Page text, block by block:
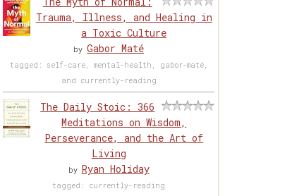
Trauma, Illness, and Healing in
a Toxic Culture
byGabor Maté
tagged: self-care, mental-health, gabor-maté,
and currently-reading
The Daily Stoic: 366
Meditations on Wisdom,
Perseverance, and the Art of
Living
by Ryan Holiday
tagged: currently-reading